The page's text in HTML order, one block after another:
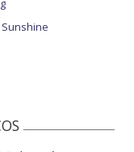
Sunshine